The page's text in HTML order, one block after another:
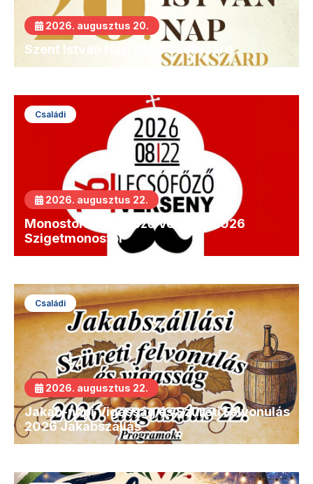
2026. augusztus 20.
Szent István Nap 2026 Szekszárd
Családi
2026. augusztus 22.
Monostori Lecsófőző Verseny 2026
Szigetmonostor
Családi
2026. augusztus 22.
Jakab-napi Vigasság és Szüreti Felvonulás
2026 Jakabszállás